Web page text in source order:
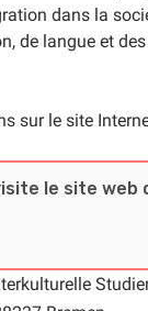
dans la
de langue et des
sur le site
le site web